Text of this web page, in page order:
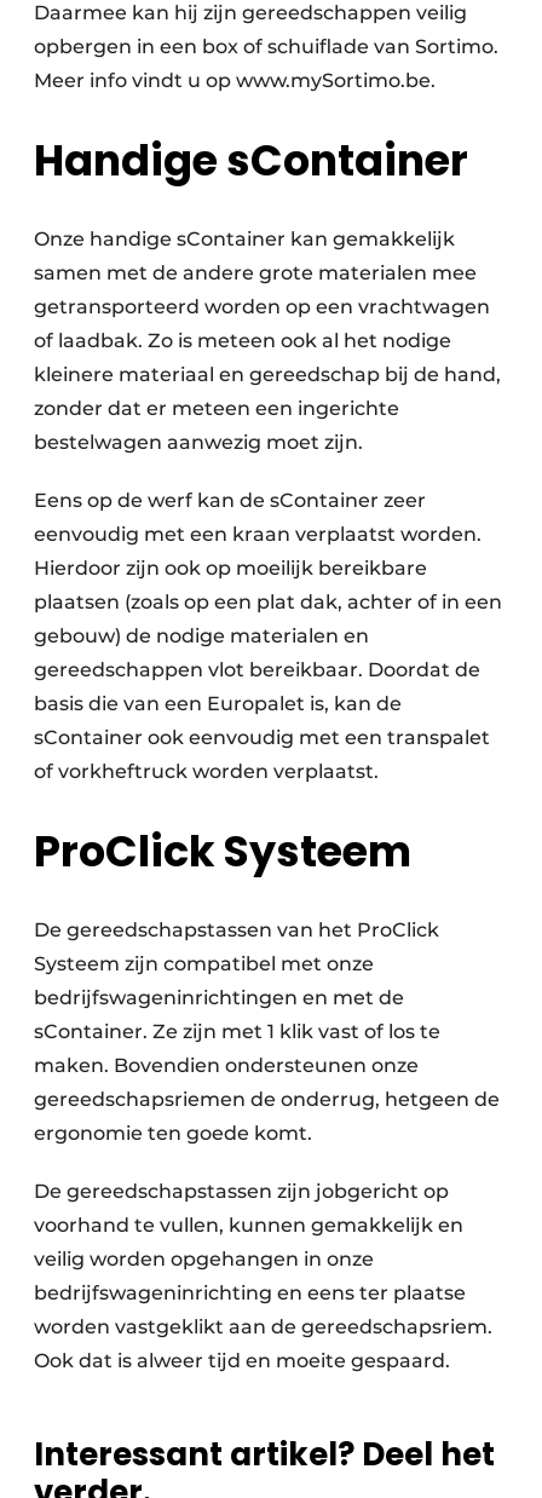
Daarmee kan hij zijn gereedschappen veilig
opbergen in een box of schuiflade van Sortimo.
Meer info vindt u op www.mySortimo.be.
Handige sContainer
Onze handige sContainer kan gemakkelijk
samen met de andere grote materialen mee
getransporteerd worden op een vrachtwagen
of laadbak. Zo is meteen ook al het nodige
kleinere materiaal en gereedschap bij de hand,
zonder dat er meteen een ingerichte
bestelwagen aanwezig moet zijn.
Eens op de werf kan de sContainer zeer
eenvoudig met een kraan verplaatst worden.
Hierdoor zijn ook op moeilijk bereikbare
plaatsen (zoals op een plat dak, achter of in een
gebouw) de nodige materialen en
gereedschappen vlot bereikbaar. Doordat de
basis die van een Europalet is, kan de
sContainer ook eenvoudig met een transpalet
of vorkheftruck worden verplaatst.
ProClick Systeem
De gereedschapstassen van het ProClick
Systeem zijn compatibel met onze
bedrijfswageninrichtingen en met de
sContainer. Ze zijn met 1 klik vast of los te
maken. Bovendien ondersteunen onze
gereedschapsriemen de onderrug, hetgeen de
ergonomie ten goede komt.
De gereedschapstassen zijn jobgericht op
voorhand te vullen, kunnen gemakkelijk en
veilig worden opgehangen in onze
bedrijfswageninrichting en eens ter plaatse
worden vastgeklikt aan de gereedschapsriem.
Ook dat is alweer tijd en moeite gespaard.
Interessant artikel? Deel het